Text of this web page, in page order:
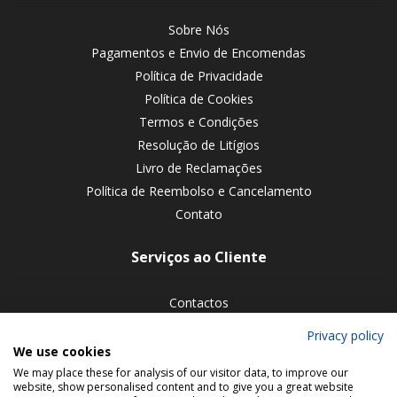
Sobre Nós
Pagamentos e Envio de Encomendas
Política de Privacidade
Política de Cookies
Termos e Condições
Resolução de Litígios
Livro de Reclamações
Política de Reembolso e Cancelamento
Contato
Serviços ao Cliente
Contactos
Siga-nos nas redes sociais
Privacy policy
We use cookies
We may place these for analysis of our visitor data, to improve our
website, show personalised content and to give you a great website